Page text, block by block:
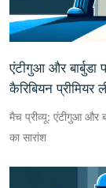
एंटीगुआ और
कैरिबियन
मैच प्रीव्यू: एंटीगुआ और
का सारांश